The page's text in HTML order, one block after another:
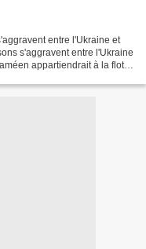
entre l'Ukraine et
s'aggravent entre l'Ukraine
appartiendrait à la flotte